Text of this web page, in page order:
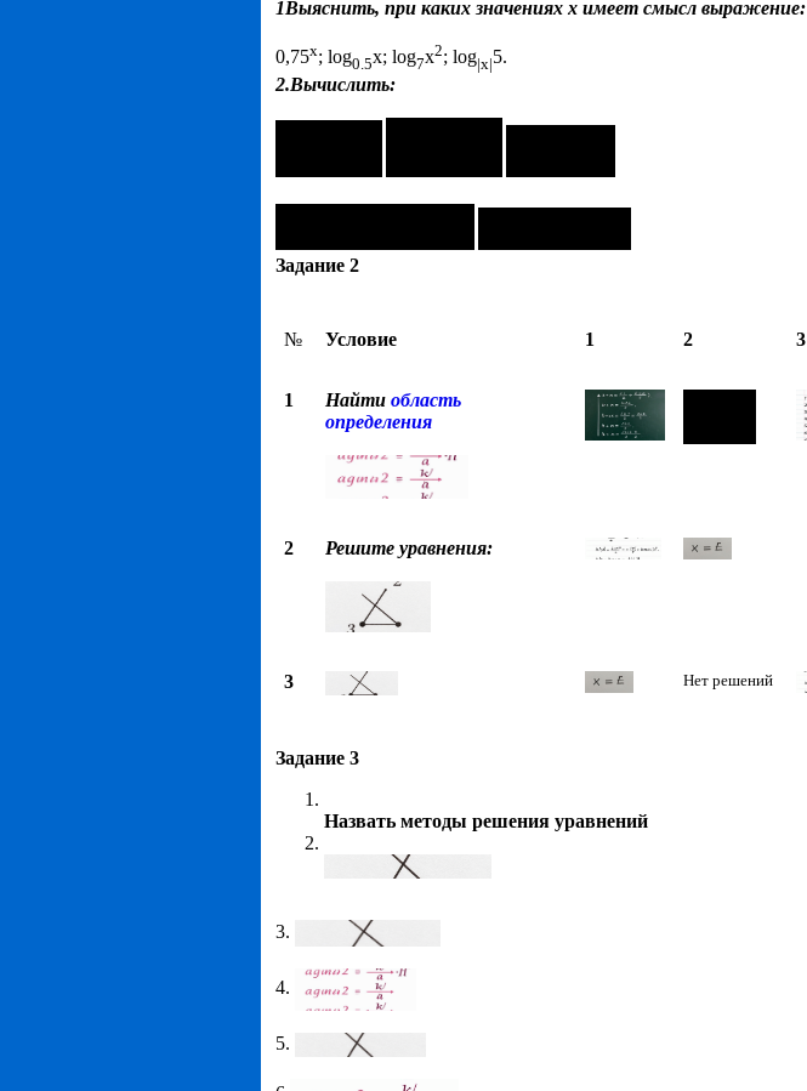
1Выяснить, при каких значениях х имеет смысл выражение:
0,75х; log0.5x; log7x2; log|x|5.
2.Вычислить:
Задание 2
№ Условие 1 2 3
1 Найти область
определения
2 Решите уравнения:
3 Нет решений
Задание 3
Назвать методы решения уравнений
3.
4.
5.